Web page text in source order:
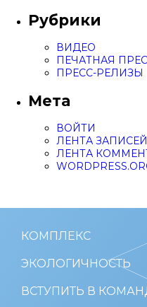
Рубрики
ВИДЕО
ПЕЧАТНАЯ
ПРЕСС-РЕЛИЗЫ
Мета
ВОЙТИ
ЛЕНТА ЗАПИСЕЙ
ЛЕНТА
КОМПЛЕКС
ЭКОЛОГИЧНОСТЬ
ВСТУПИТЬ В